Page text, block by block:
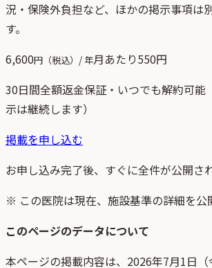
況・保険外負担など、ほかの掲示事項は
す。
6,600円（税込）/ 年月あたり550円
30日間全額返金保証・いつでも解約可能
示は継続します）
掲載を申し込む
お申し込み完了後、すぐに全件が公開さ
※ この医院は現在、施設基準の詳細を公
このページのデータについて
本ページの掲載内容は、 2026年7月1日 （